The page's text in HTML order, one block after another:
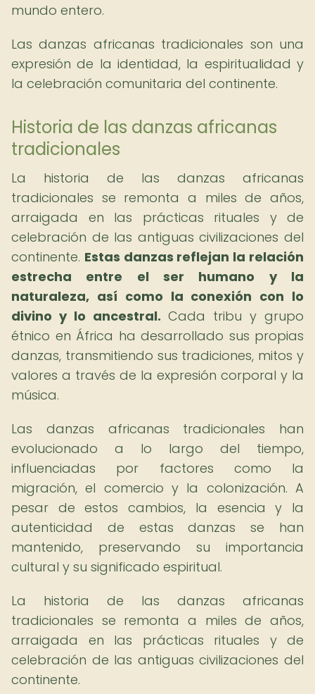
mundo entero.
Las danzas africanas tradicionales son una
expresión de la identidad, la espiritualidad y
la celebración comunitaria del continente.
Historia de las danzas africanas
tradicionales
La historia de las danzas africanas
tradicionales se remonta a miles de años,
arraigada en las prácticas rituales y de
celebración de las antiguas civilizaciones del
continente. Estas danzas reflejan la relación
estrecha entre el ser humano y la
naturaleza, así como la conexión con lo
divino y lo ancestral. Cada tribu y grupo
étnico en África ha desarrollado sus propias
danzas, transmitiendo sus tradiciones, mitos y
valores a través de la expresión corporal y la
música.
Las danzas africanas tradicionales han
evolucionado a lo largo del tiempo,
influenciadas por factores como la
migración, el comercio y la colonización. A
pesar de estos cambios, la esencia y la
autenticidad de estas danzas se han
mantenido, preservando su importancia
cultural y su significado espiritual.
La historia de las danzas africanas
tradicionales se remonta a miles de años,
arraigada en las prácticas rituales y de
celebración de las antiguas civilizaciones del
continente.